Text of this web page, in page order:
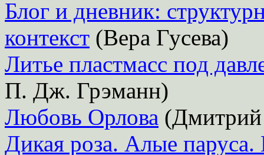
Блог и дневник:
контекст (Вера Гусева)
Литье пластмасс под
П. Дж. Грэманн)
Любовь Орлова
Дикая роза. Алые паруса.